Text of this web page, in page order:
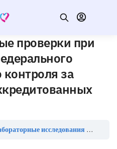
проверки при
контроля за
Санитарно-гигиенические лабораторные исследования — тесты с ответами